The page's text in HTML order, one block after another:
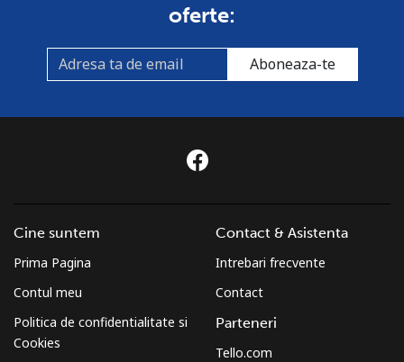
oferte:
Aboneaza-te
Cine suntem
Prima Pagina
Contul meu
Politica de confidentialitate si
Cookies
Contact & Asistenta
Intrebari frecvente
Contact
Parteneri
Tello.com